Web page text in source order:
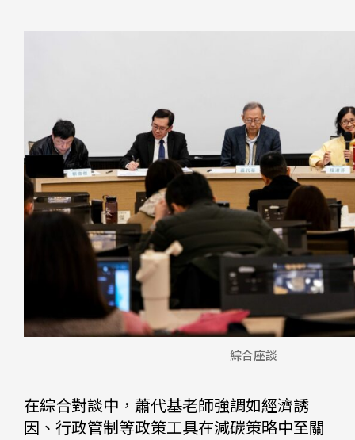
綜合座談
在綜合對談中，蕭代基老師強調如經濟誘
因、行政管制等政策工具在減碳策略中至關